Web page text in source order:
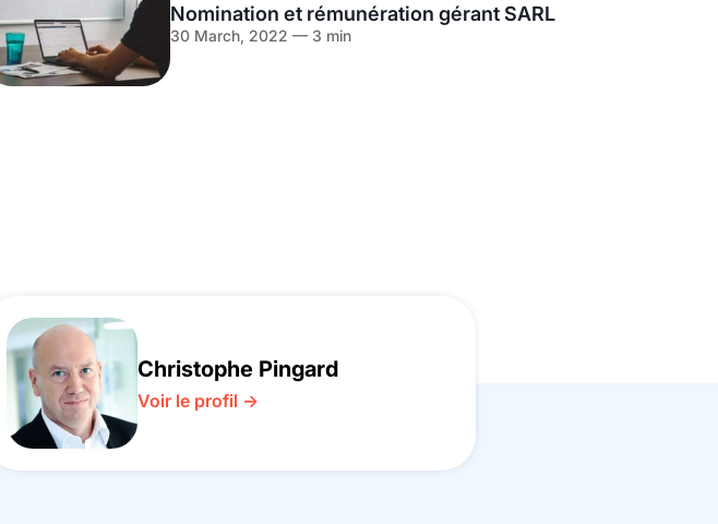
Nomination et rémunération gérant SARL
30 March, 2022 — 3 min
Christophe Pingard
Voir le profil →